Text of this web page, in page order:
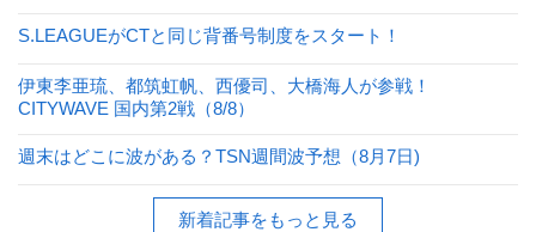
S.LEAGUEがCTと同じ背番号制度をスタート！
伊東李亜琉、都筑虹帆、西優司、大橋海人が参戦！
CITYWAVE 国内第2戦（8/8）
週末はどこに波がある？TSN週間波予想（8月7日)
新着記事をもっと見る